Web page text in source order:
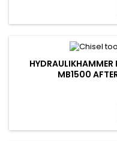
HYDRAULIKHAMMER
B1500 AFTER